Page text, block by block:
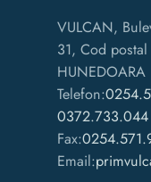
VULCAN,
31, Cod
HUNEDOARA
Telefon:
0372.733.044
Fax:
Email: